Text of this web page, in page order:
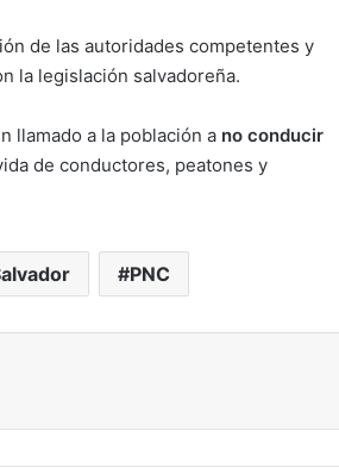
de las autoridades competentes y
la legislación salvadoreña.
llamado a la población a no conducir
de conductores, peatones y
PNC